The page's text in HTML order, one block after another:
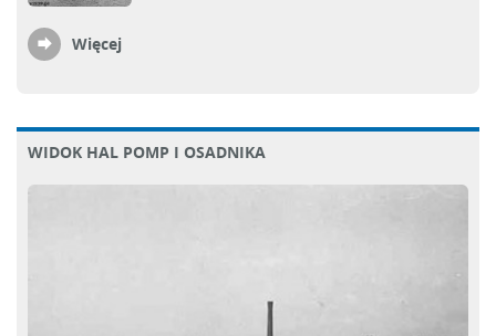
Więcej
WIDOK HAL POMP I OSADNIKA